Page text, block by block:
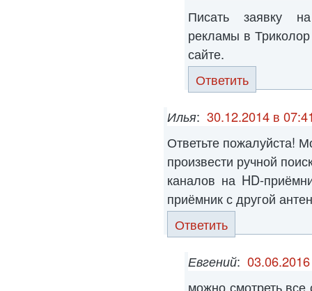
Писать заявку
рекламы в
сайте.
Ответить
Илья: 30.12.2014 в
Ответьте пожалуйста!
произвести ручной
каналов на HD-
приёмник с другой
Ответить
Евгений:
можно смотреть все